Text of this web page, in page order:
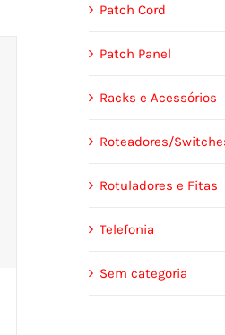
Patch Cord
Patch Panel
Racks e Acessórios
Roteadores/
Rotuladores e Fitas
Telefonia
Sem categoria